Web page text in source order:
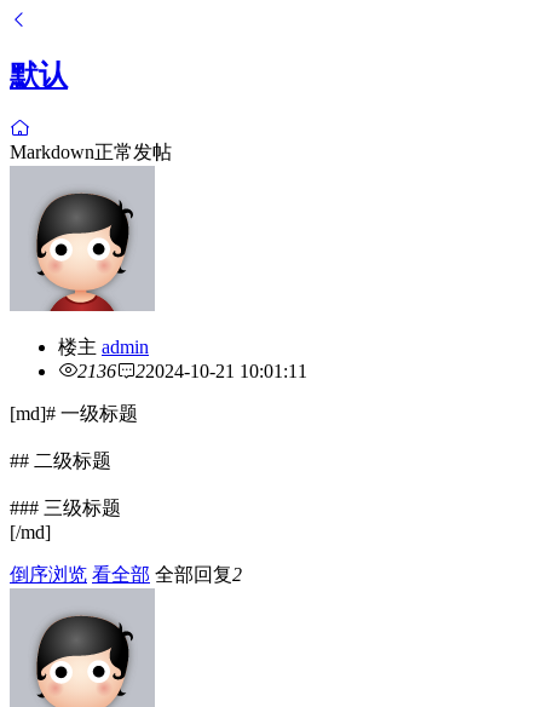
默认
Markdown正常发帖
楼主 admin
2136
22024-10-21 10:01:11
[md]# 一级标题
## 二级标题
### 三级标题
[/md]
倒序浏览 看全部 全部回复2